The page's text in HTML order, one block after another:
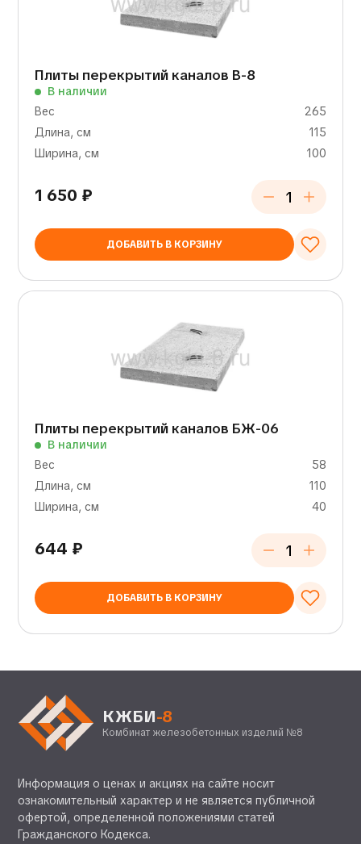
Плиты перекрытий каналов В-8
В наличии
Вес
265
Длина, см
115
Ширина, см
100
1 650 ₽
ДОБАВИТЬ В КОРЗИНУ
Плиты перекрытий каналов БЖ-06
В наличии
Вес
58
Длина, см
110
Ширина, см
40
644 ₽
ДОБАВИТЬ В КОРЗИНУ
КЖБИ-8
Комбинат железобетонных изделий №8
Информация о ценах и акциях на сайте носит
ознакомительный характер и не является публичной
офертой, определенной положениями статей
Гражданского Кодекса.